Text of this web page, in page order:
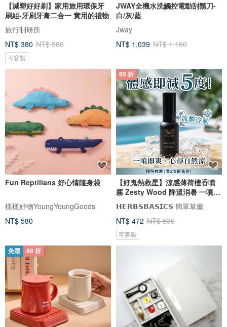
【減塑好好刷】家用旅用環保牙
刷組-牙刷牙膏二合一 實用的禮物
旅行制研所
NT$ 380 NT$ 580
可客製
JWAY全機水洗觸控電動刮鬍刀-
白/灰/藍
Jway
NT$ 1,039 NT$ 1,180
Fun Reptilians 好心情隨身袋
樣樣好物YoungYoungGoods
NT$ 580
88 折
【好鬼熱救星】涼感薄荷檀香噴
霧 Zesty Wood 降溫消暑 一噴即
爽
𝗛𝗘𝗥𝗕𝗦𝗕𝗔𝗦𝗜𝗖𝗦 簡單草藥
NT$ 472 NT$ 536
可客製
免運 88 折